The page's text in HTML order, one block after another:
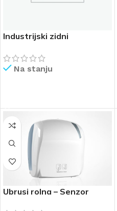
Industrijski zidni
Na stanju
Ubrusi rolna – Senzor